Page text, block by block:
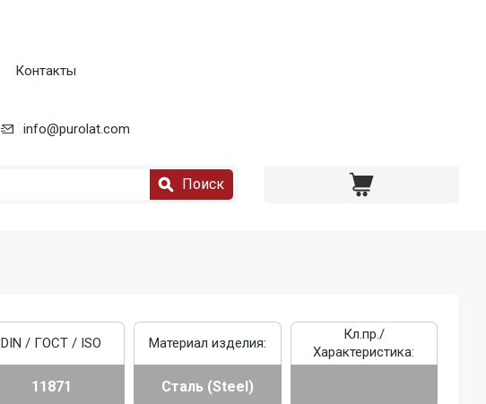
Контакты
info@purolat.com
Поиск
DIN / ГОСТ / ISO
11871
Материал изделия:
Сталь (Steel)
Кл.пр./
Характеристика: